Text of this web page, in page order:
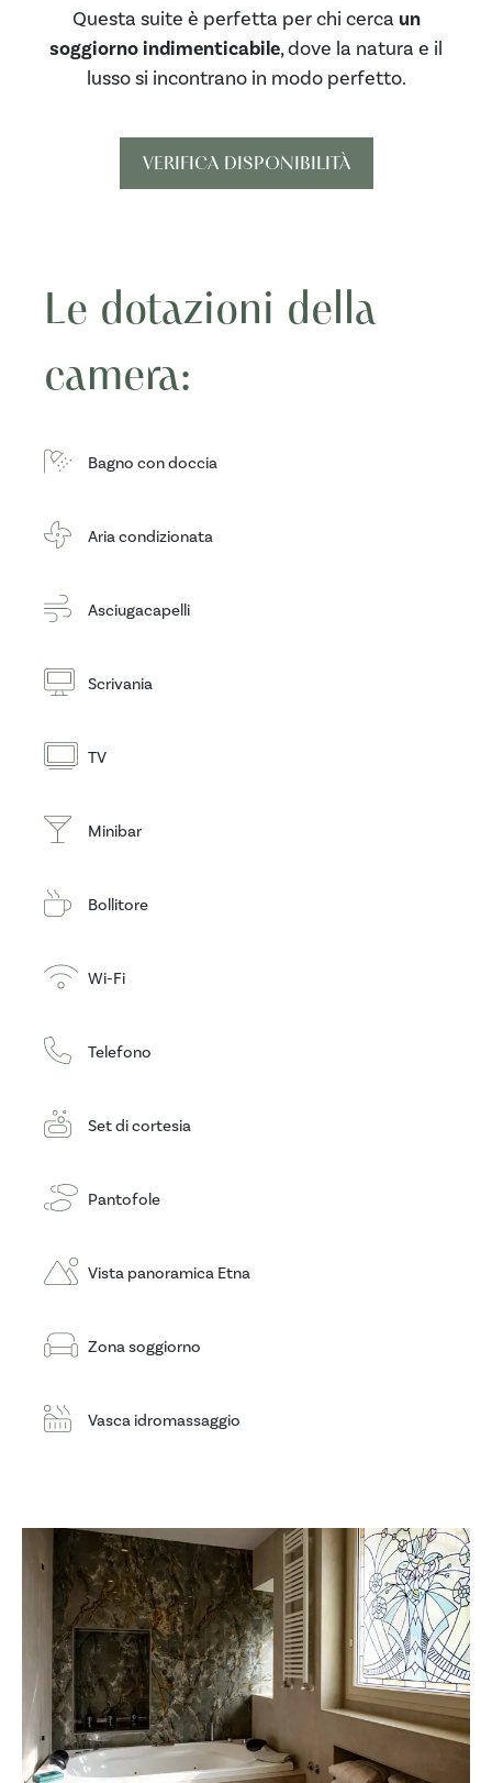
Questa suite è perfetta per chi cerca un
soggiorno indimenticabile, dove la natura e il
lusso si incontrano in modo perfetto.
VERIFICA DISPONIBILITÀ
Le dotazioni della
camera:
Bagno con doccia
Aria condizionata
Asciugacapelli
Scrivania
TV
Minibar
Bollitore
Wi-Fi
Telefono
Set di cortesia
Pantofole
Vista panoramica Etna
Zona soggiorno
Vasca idromassaggio